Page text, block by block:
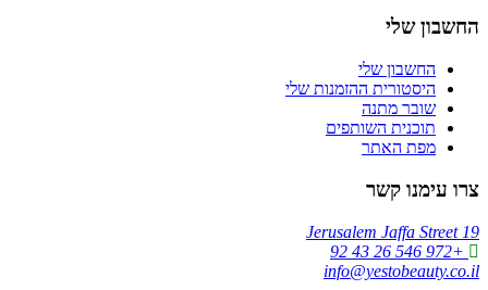
החשבון שלי
החשבון שלי
היסטורית ההזמנות שלי
שובר מתנה
תוכנית השותפים
מפת האתר
צרו עימנו קשר
Jerusalem Jaffa Street 19
+972 546 26 43 92
info@yestobeauty.co.il